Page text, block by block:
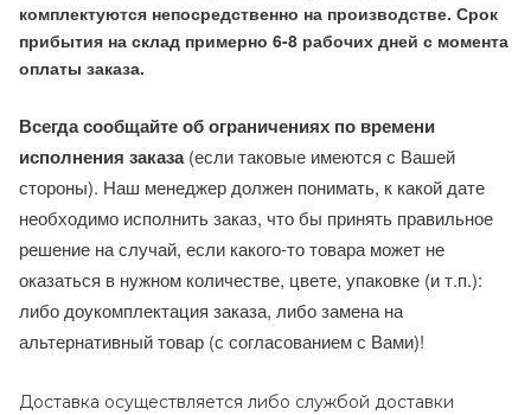
комплектуются непосредственно на производстве. Срок
прибытия на склад примерно 6-8 рабочих дней с момента
оплаты заказа.
Всегда сообщайте об ограничениях по времени
исполнения заказа(если таковые имеются с Вашей
стороны). Наш менеджер должен понимать, к какой дате
необходимо исполнить заказ, что бы принять правильное
решение на случай, если какого-то товара может не
оказаться в нужном количестве, цвете, упаковке (и т.п.):
либо доукомплектация заказа, либо замена на
альтернативный товар (с согласованием с Вами)!
Доставка осуществляется либо службой доставки